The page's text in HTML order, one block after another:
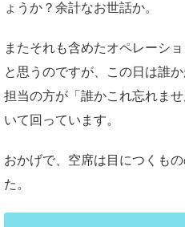
ょうか？余計なお世話か。
またそれも含めたオペレーシ
と思うのですが、この日は誰
担当の方が「誰かこれ忘れま
いて回っています。
おかげで、空席は目につくも
た。